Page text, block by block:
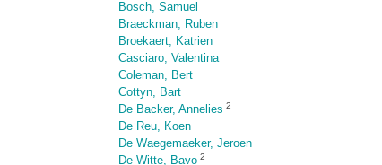
Bosch, Samuel
Braeckman, Ruben
Broekaert, Katrien
Casciaro, Valentina
Coleman, Bert
Cottyn, Bart
De Backer, Annelies 2
De Reu, Koen
De Waegemaeker, Jeroen
De Witte, Bavo 2